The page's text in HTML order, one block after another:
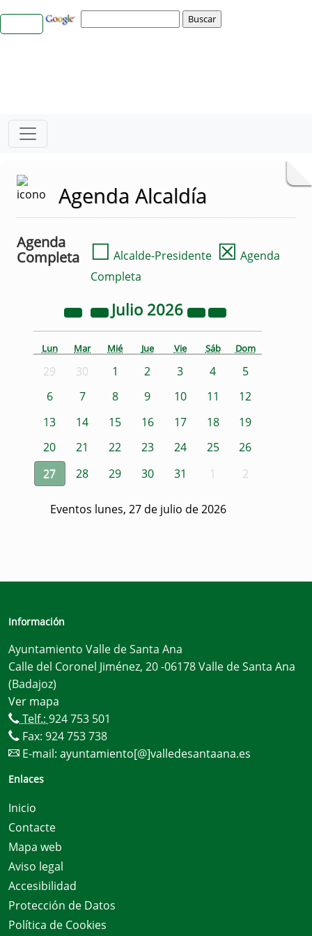
Agenda Alcaldía
Agenda
Completa
☐ Alcalde-Presidente ☒ Agenda
Completa
Julio 2026
Lun Mar Mié Jue Vie Sáb Dom
29 30 1 2 3 4
5
6
7 8 9 10 11
12
13
14 15 16 17 18
19
20
21 22 23 24 25
26
27
28 29 30 31 1 2
Eventos lunes, 27 de julio de 2026
Información
Ayuntamiento Valle de Santa Ana
Calle del Coronel Jiménez, 20 -06178 Valle de Santa Ana
(Badajoz)
Ver mapa
Telf.: 924 753 501
Fax: 924 753 738
E-mail: ayuntamiento[@]valledesantaana.es
Enlaces
Inicio
Contacte
Mapa web
Aviso legal
Accesibilidad
Protección de Datos
Política de Cookies